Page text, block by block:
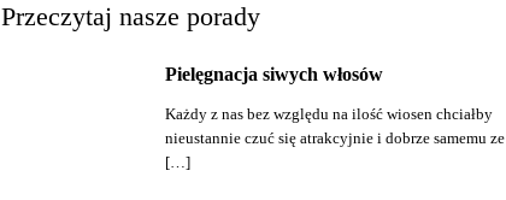
Przeczytaj nasze porady
Pielęgnacja siwych włosów
Każdy z nas bez względu na ilość wiosen chciałby
nieustannie czuć się atrakcyjnie i dobrze samemu ze
[…]